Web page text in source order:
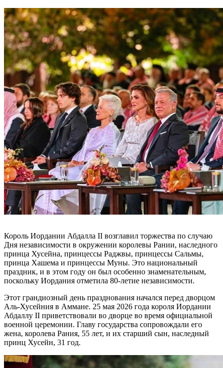
Король Иордании Абдалла II возглавил торжества по случаю
Дня независимости в окружении королевы Рании, наследного
принца Хусейна, принцессы Раджвы, принцессы Сальмы,
принца Хашема и принцессы Муны. Это национальный
праздник, и в этом году он был особенно знаменательным,
поскольку Иордания отметила 80-летие независимости.
Этот грандиозный день празднования начался перед дворцом
Аль-Хусейния в Аммане. 25 мая 2026 года короля Иордании
Абдаллу II приветствовали во дворце во время официальной
военной церемонии. Главу государства сопровождали его
жена, королева Рания, 55 лет, и их старший сын, наследный
принц Хусейн, 31 год.